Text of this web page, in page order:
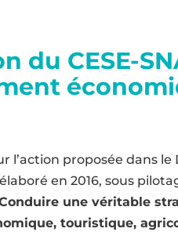
du CESE-
l’action proposée dans le
en 2016, sous
une véritable
touristique,